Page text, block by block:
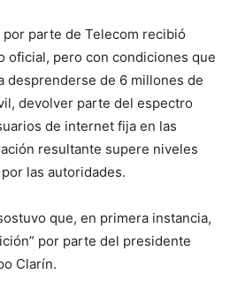
parte de Telecom recibió
oficial, pero con condiciones que
desprenderse de 6 millones de
devolver parte del espectro
de internet fija en las
resultante supere niveles
las autoridades.
que, en primera instancia,
por parte del presidente
Clarín.